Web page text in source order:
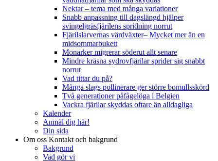
Nektar – tema med många variationer
Snabb anpassning till dagslängd hjälper
svingelgräsfjärilens spridning norrut
Fjärilslarvernas värdväxter– Mycket mer än en
midsommarbukett
Monarker migrerar söderut allt senare
Mindre kräsna sydrovfjärilar sprider sig snabbt
norrut
Vad tittar du på?
Många slags pollinerare ger större bomullsskörd
Två generationer påfågelöga i Belgien
Vackra fjärilar skyddas oftare än alldagliga
Kalender
Anmäl dig här!
Din sida
Om oss Kontakt och bakgrund
Bakgrund
Vad gör vi